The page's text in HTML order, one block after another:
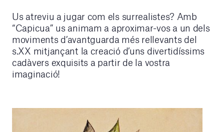
Us atreviu a jugar com els surrealistes? Amb
“Capicua” us animam a aproximar-vos a un dels
moviments d’avantguarda més rellevants del
s.XX mitjançant la creació d’uns divertidíssims
cadàvers exquisits a partir de la vostra
imaginació!